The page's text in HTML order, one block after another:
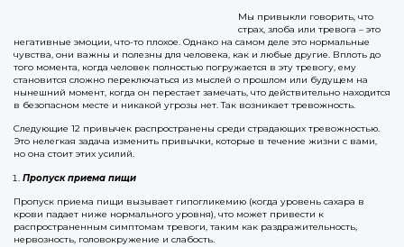
Мы привыкли говорить, что
страх, злоба или тревога – это
негативные эмоции, что-то плохое. Однако на самом деле это нормальные
чувства, они важны и полезны для человека, как и любые другие. Вплоть до
того момента, когда человек полностью погружается в эту тревогу, ему
становится сложно переключаться из мыслей о прошлом или будущем на
нынешний момент, когда он перестает замечать, что действительно находится
в безопасном месте и никакой угрозы нет. Так возникает тревожность.
Следующие 12 привычек распространены среди страдающих тревожностью.
Это нелегкая задача изменить привычки, которые в течение жизни с вами,
но она стоит этих усилий.
Пропуск приема пищи
Пропуск приема пищи вызывает гипогликемию (когда уровень сахара в
крови падает ниже нормального уровня), что может привести к
распространенным симптомам тревоги, таким как раздражительность,
нервозность, головокружение и слабость.